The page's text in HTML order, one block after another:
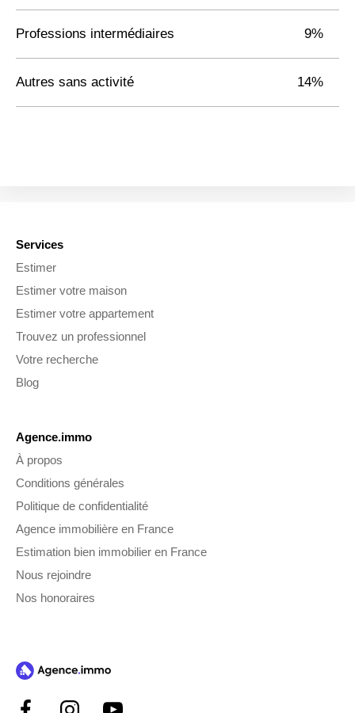
Professions intermédiaires 9%
Autres sans activité 14%
Services
Estimer
Estimer votre maison
Estimer votre appartement
Trouvez un professionnel
Votre recherche
Blog
Agence.immo
À propos
Conditions générales
Politique de confidentialité
Agence immobilière en France
Estimation bien immobilier en France
Nous rejoindre
Nos honoraires